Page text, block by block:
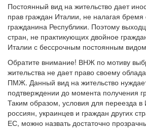
Постоянный вид на жительство дает
прав граждан Италии, не налагая бремя
гражданина Республики. Поэтому
стран, не практикующих двойное
Италии с бессрочным постоянным
Обратите внимание! ВНЖ по мотиву
жительства не дает право своему
ПМЖ. Данный вид на жительство
подтверждении до момента получения
Таким образом, условия для переезда
россиян, украинцев и граждан других
ЕС, можно назвать достаточно